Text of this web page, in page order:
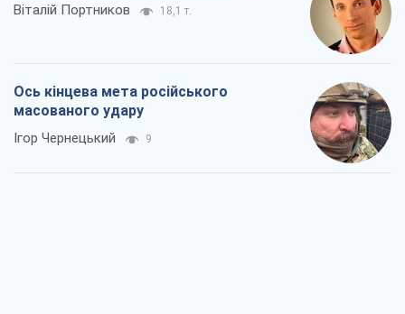
Віталій Портников 18,1 т.
Ось кінцева мета російського
масованого удару
Ігор Чернецький 9